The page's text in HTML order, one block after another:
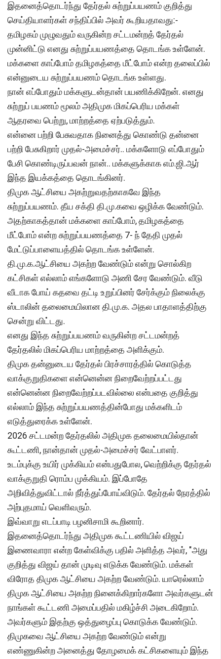
இதனைத்தொடர்ந்து தேர்தல் சுற்றுப்பயணம் குறித்து
செய்தியாளர்கள் சந்திப்பில் அவர் கூறியதாவது:-
தமிழகம் முழுவதும் வருகின்ற சட்டமன்றத் தேர்தல்
முன்னிட்டு எனது சுற்றுப்பயணத்தை தொடங்க உள்ளேன்.
மக்களை காப்போம் தமிழகத்தை மீட்போம் என்ற தலைப்பில்
என்னுடைய சுற்றுப்பயணம் தொடங்க உள்ளது.
நான் எப்போதும் மக்களுடன்தான் பயணிக்கிறேன். எனது
சுற்றுப் பயணம் மூலம் அதிமுக மிகப்பெரிய மக்கள்
ஆதரவை பெற்று, மாற்றத்தை ஏற்படுத்தும்.
என்னை பற்றி பேசுவதாக நினைத்து கொண்டு தன்னை
பற்றி பேசுகிறார் முதல்-அமைச்சர்.. மக்களோடு எப்போதும்
பேசி கொண்டிருப்பவன் நான்.. மக்களுக்காக எம்.ஜி.ஆர்
இந்த இயக்கத்தை தொடங்கினர்.
திமுக ஆட்சியை அகற்றுவதற்காகவே இந்த
சுற்றுப்பயணம். தீய சக்தி தி.மு.கவை ஒழிக்க வேண்டும்.
அதற்காகத்தான் மக்களை காப்போம், தமிழகத்தை
மீட்போம் என்ற சுற்றுப்பயணத்தை 7- ந் தேதி முதல்
மேட்டுப்பாளையத்தில் தொடங்க உள்ளேன்.
தி.மு.க.ஆட்சியை அகற்ற வேண்டும் என்று சொல்கிற
கட்சிகள் எல்லாம் எங்களோடு அணி சேர வேண்டும். வீடு
வீடாக போய் கதவை தட்டி உறுப்பினர் சேர்க்கும் நிலைக்கு
ஸ்டாலின் தலைமையிலான தி.மு.க. அதல பாதாளத்திற்கு
சென்று விட்டது.
எனது இந்த சுற்றுப்பயணம் வருகின்ற சட்டமன்றத்
தேர்தலில் மிகப்பெரிய மாற்றத்தை அளிக்கும்.
திமுக தன்னுடைய தேர்தல் பிரச்சாரத்தில் கொடுத்த
வாக்குறுதிகளை என்னென்ன நிறைவேற்றப்பட்டது
என்னென்ன நிறைவேற்றப்படவில்லை என்பதை குறித்து
எல்லாம் இந்த சுற்றுப்பயணத்தின்போது மக்களிடம்
எடுத்துரைக்க உள்ளேன்.
2026 சட்டமன்ற தேர்தலில் அதிமுக தலைமையில்தான்
கூட்டணி, நான்தான் முதல்-அமைச்சர் வேட்பாளர்.
உடம்புக்கு உயிர் முக்கியம் என்பதுபோல, வெற்றிக்கு தேர்தல்
வாக்குறுதி ரொம்ப முக்கியம். இப்போதே
அறிவித்துவிட்டால் நீர்த்துப்போய்விடும். தேர்தல் நேரத்தில்
அற்புதமாய் வெளிவரும்.
இவ்வாறு எடப்பாடி பழனிசாமி கூறினார்.
இதனைத்தொடர்ந்து அதிமுக கூட்டணியில் விஜய்
இணைவாரா என்ற கேள்விக்கு பதில் அளித்த அவர், "அது
குறித்து விஜய் தான் முடிவு எடுக்க வேண்டும். மக்கள்
விரோத திமுக ஆட்சியை அகற்ற வேண்டும். யாரெல்லாம்
திமுக ஆட்சியை அகற்ற நினைக்கிறார்களோ அவர்களுடன்
நாங்கள் கூட்டணி அமைப்பதில் மகிழ்ச்சி அடைகிறோம்.
அவர்களும் இதற்கு ஒத்துழைப்பு கொடுக்க வேண்டும்.
திமுகவை ஆட்சியை அகற்ற வேண்டும் என்று
எண்ணுகின்ற அனைத்து தோழமைக் கட்சிகளையும் இந்த